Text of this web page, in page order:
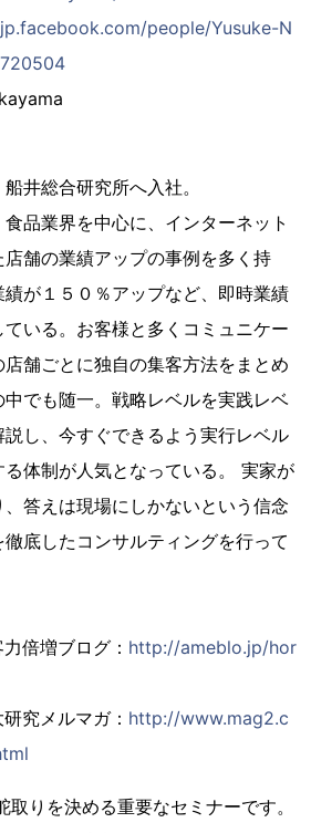
people/Yusuke-N
井総合研究所へ入社。
品業界を中心に、インターネット
舗の業績アップの事例を多く持
が１５０％アップなど、即時業績
いる。お客様と多くコミュニケー
舗ごとに独自の集客方法をまとめ
でも随一。戦略レベルを実践レベ
し、今すぐできるよう実行レベル
る体制が人気となっている。 実家が
答えは現場にしかないという信念
底したコンサルティングを行って
倍増ブログ： http://ameblo.jp/hor
究メルマガ： http://www.mag2.c
りを決める重要なセミナーです。